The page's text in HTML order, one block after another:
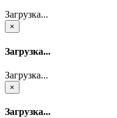
Загрузка...
×
Загрузка...
Загрузка...
×
Загрузка...